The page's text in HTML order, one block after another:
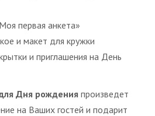
первая анкета»
и макет для кружки
и приглашения на День
Дня рождения произведет
на Ваших гостей и подарит